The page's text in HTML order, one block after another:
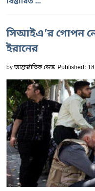
সিআইএ’র গোপন
ইরানের
byআন্তর্জাতিক ডেস্ক Published: